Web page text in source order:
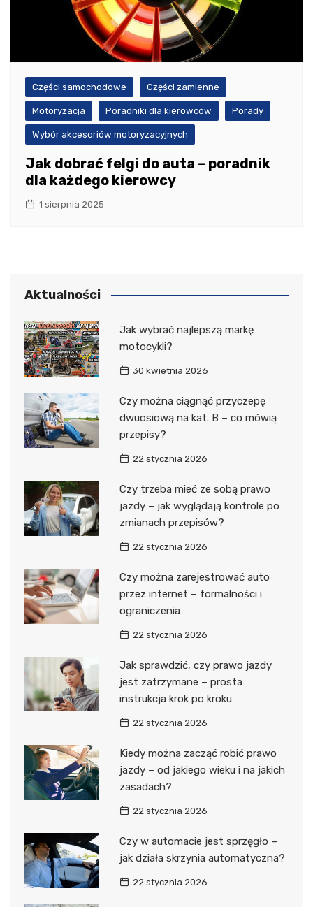
Części samochodowe Części zamienne
Motoryzacja Poradniki dla kierowców Porady
Wybór akcesoriów motoryzacyjnych
Jak dobrać felgi do auta – poradnik
dla każdego kierowcy
1 sierpnia 2025
Aktualności
Jak wybrać najlepszą markę
motocykli?
30 kwietnia 2026
Czy można ciągnąć przyczepę
dwuosiową na kat. B – co mówią
przepisy?
22 stycznia 2026
Czy trzeba mieć ze sobą prawo
jazdy – jak wyglądają kontrole po
zmianach przepisów?
22 stycznia 2026
Czy można zarejestrować auto
przez internet – formalności i
ograniczenia
22 stycznia 2026
Jak sprawdzić, czy prawo jazdy
jest zatrzymane – prosta
instrukcja krok po kroku
22 stycznia 2026
Kiedy można zacząć robić prawo
jazdy – od jakiego wieku i na jakich
zasadach?
22 stycznia 2026
Czy w automacie jest sprzęgło –
jak działa skrzynia automatyczna?
22 stycznia 2026